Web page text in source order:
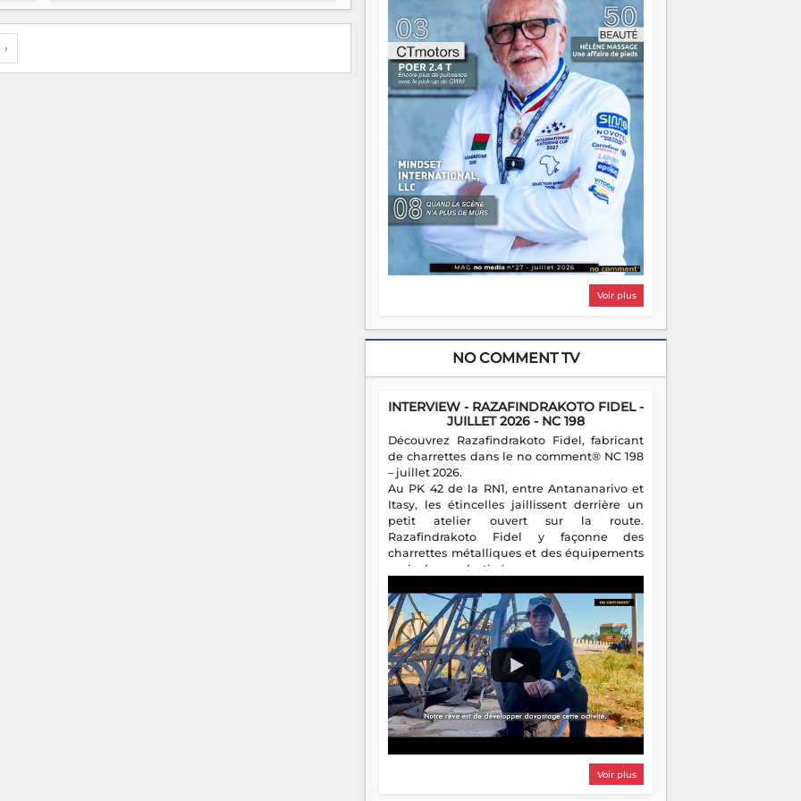
›
oui, on pourrait s'arrêter là, applaudir et
rentrer chez soi satisfait. Mais ce serait
passer à côté d'une chose essentielle. La
fougue, ça brûle fort — et parfois, ça brûle
vite. Une flamme sans direction peut
éclairer autant qu'elle peut consumer. C'est
là que les aînés entrent en scène — pas
pour reprendre le gouvernail, mais pour
montrer où sont les récifs. Les jeunes ont la
force, les vieux ont l'expérience, comme on
dit. Ce n'est pas un combat de générations
— c'est une question d'équipage. Partagez
vos réussites, mais aussi vos échecs. Surtout
vos échecs, d'ailleurs — ils enseignent
mieux que n'importe quel manuel. À
Madagascar, la barque avance. Il faut juste
s'assurer que tout le monde rame dans le
Voir plus
NO COMMENT TV
INTERVIEW - RAZAFINDRAKOTO FIDEL -
JUILLET 2026 - NC 198
Découvrez Razafindrakoto Fidel, fabricant
de charrettes dans le no comment® NC 198
– juillet 2026.
Au PK 42 de la RN1, entre Antananarivo et
Itasy, les étincelles jaillissent derrière un
petit atelier ouvert sur la route.
Razafindrakoto Fidel y façonne des
charrettes métalliques et des équipements
agricoles destinés aux campagnes
familial, il perpétue un métier discret mais
essentiel.
Voir plus